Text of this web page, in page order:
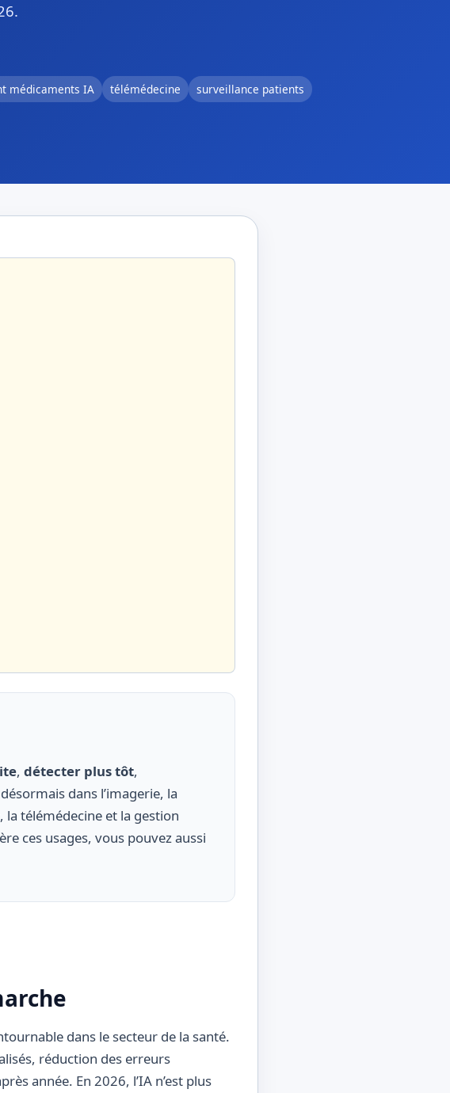
médicaments IA télémédecine
surveillance patients
, détecter plus tôt,
dans l’imagerie, la
télémédecine et la gestion
ces usages, vous pouvez aussi
dans le secteur de la santé.
réduction des erreurs
année. En 2026, l’IA n’est plus